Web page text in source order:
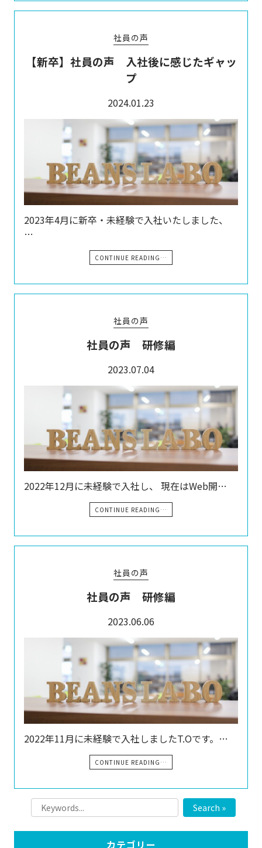
社員の声
【新卒】社員の声 入社後に感じたギャッ
プ
2024.01.23
2023年4月に新卒・未経験で入社いたしました、
…
CONTINUE READING…
社員の声
社員の声 研修編
2023.07.04
2022年12月に未経験で入社し、 現在はWeb開…
CONTINUE READING…
社員の声
社員の声 研修編
2023.06.06
2022年11月に未経験で入社しましたT.Oです。…
CONTINUE READING…
Search »
カテゴリー